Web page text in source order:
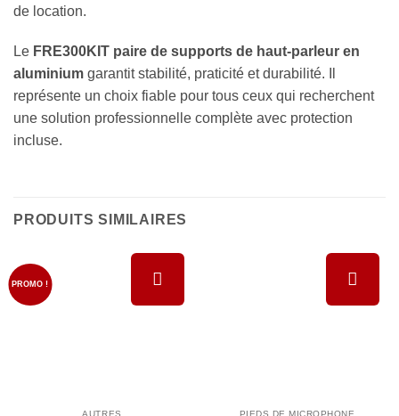
de location.
Le FRE300KIT paire de supports de haut-parleur en
aluminium garantit stabilité, praticité et durabilité. Il
représente un choix fiable pour tous ceux qui recherchent
une solution professionnelle complète avec protection
incluse.
PRODUITS SIMILAIRES
PROMO !
AUTRES PIEDS DE MICROPHONE